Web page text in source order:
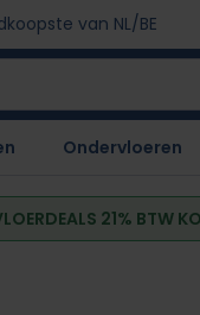
van NL/BE
Ondervloeren
21% BTW